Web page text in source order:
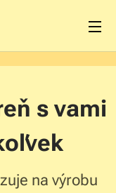
s vami
na výrobu